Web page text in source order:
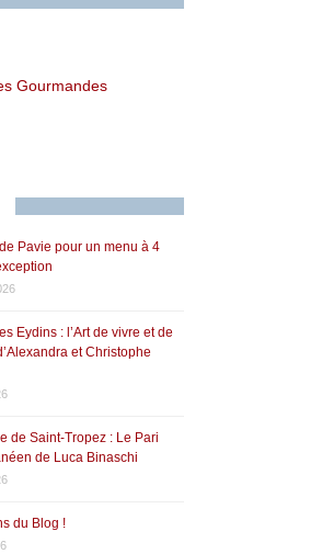
Gourmandes
Pavie pour un menu à 4
Eydins : l’Art de vivre et de
et Christophe
de Saint-Tropez : Le Pari
de Luca Binaschi
du Blog !